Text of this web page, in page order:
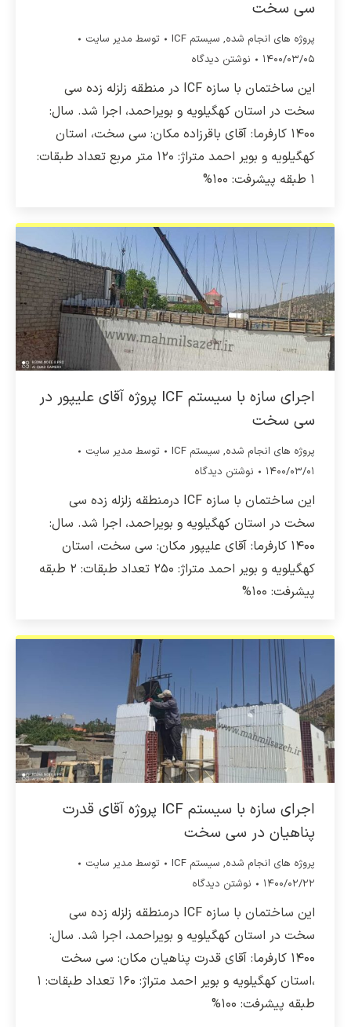
سی سخت
پروژه های انجام شده, سیستم ICF توسط مدیر سایت
۱۴۰۰/۰۳/۰۵
نوشتن دیدگاه
این ساختمان با سازه ICF در منطقه زلزله زده سی
سخت در استان کهگیلویه و بویراحمد، اجرا شد. سال:
۱۴۰۰ کارفرما: آقای باقرزاده مکان: سی سخت، استان
کهگیلویه و بویر احمد متراژ: ۱۲۰ متر مربع تعداد طبقات:
۱ طبقه پیشرفت: ۱۰۰%
اجرای سازه با سیستم ICF پروژه آقای علیپور در
سی سخت
پروژه های انجام شده, سیستم ICF توسط مدیر سایت
۱۴۰۰/۰۳/۰۱
نوشتن دیدگاه
این ساختمان با سازه ICF درمنطقه زلزله زده سی
سخت در استان کهگیلویه و بویراحمد، اجرا شد. سال:
۱۴۰۰ کارفرما: آقای علیپور مکان: سی سخت، استان
کهگیلویه و بویر احمد متراژ: ۲۵۰ تعداد طبقات: ۲ طبقه
پیشرفت: ۱۰۰%
اجرای سازه با سیستم ICF پروژه آقای قدرت
پناهیان در سی سخت
پروژه های انجام شده, سیستم ICF توسط مدیر سایت
۱۴۰۰/۰۲/۲۲
نوشتن دیدگاه
این ساختمان با سازه ICF درمنطقه زلزله زده سی
سخت در استان کهگیلویه و بویراحمد، اجرا شد. سال:
۱۴۰۰ کارفرما: آقای قدرت پناهیان مکان: سی سخت
،استان کهگیلویه و بویر احمد متراژ: ۱۶۰ تعداد طبقات: ۱
طبقه پیشرفت: ۱۰۰%